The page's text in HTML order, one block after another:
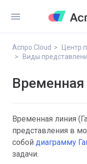

Аспро.Cloud Центр
Виды
Временная
Временная линия
представления в
собой диаграмму
задачи.